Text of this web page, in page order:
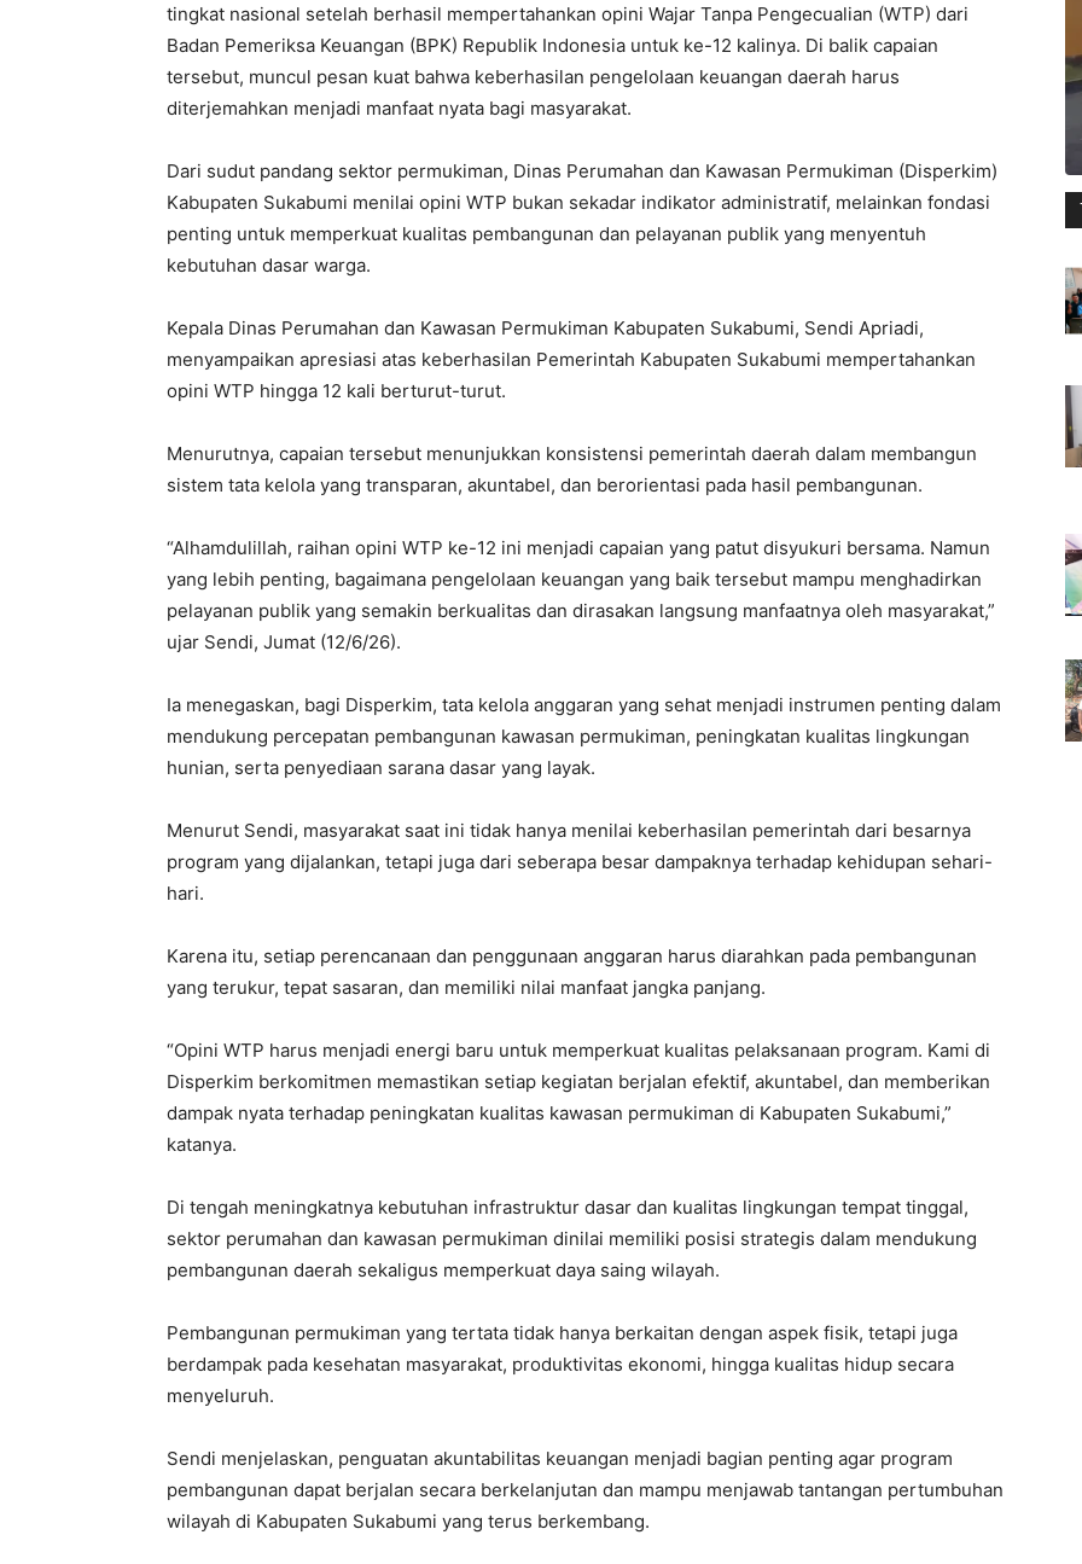
tingkat nasional setelah berhasil mempertahankan opini Wajar Tanpa Pengecualian (WTP) dari
Badan Pemeriksa Keuangan (BPK) Republik Indonesia untuk ke-12 kalinya. Di balik capaian
tersebut, muncul pesan kuat bahwa keberhasilan pengelolaan keuangan daerah harus
diterjemahkan menjadi manfaat nyata bagi masyarakat.
Dari sudut pandang sektor permukiman, Dinas Perumahan dan Kawasan Permukiman (Disperkim)
Kabupaten Sukabumi menilai opini WTP bukan sekadar indikator administratif, melainkan fondasi
penting untuk memperkuat kualitas pembangunan dan pelayanan publik yang menyentuh
kebutuhan dasar warga.
Kepala Dinas Perumahan dan Kawasan Permukiman Kabupaten Sukabumi, Sendi Apriadi,
menyampaikan apresiasi atas keberhasilan Pemerintah Kabupaten Sukabumi mempertahankan
opini WTP hingga 12 kali berturut-turut.
Menurutnya, capaian tersebut menunjukkan konsistensi pemerintah daerah dalam membangun
sistem tata kelola yang transparan, akuntabel, dan berorientasi pada hasil pembangunan.
“Alhamdulillah, raihan opini WTP ke-12 ini menjadi capaian yang patut disyukuri bersama. Namun
yang lebih penting, bagaimana pengelolaan keuangan yang baik tersebut mampu menghadirkan
pelayanan publik yang semakin berkualitas dan dirasakan langsung manfaatnya oleh masyarakat,”
ujar Sendi, Jumat (12/6/26).
Ia menegaskan, bagi Disperkim, tata kelola anggaran yang sehat menjadi instrumen penting dalam
mendukung percepatan pembangunan kawasan permukiman, peningkatan kualitas lingkungan
hunian, serta penyediaan sarana dasar yang layak.
Menurut Sendi, masyarakat saat ini tidak hanya menilai keberhasilan pemerintah dari besarnya
program yang dijalankan, tetapi juga dari seberapa besar dampaknya terhadap kehidupan sehari-
hari.
Karena itu, setiap perencanaan dan penggunaan anggaran harus diarahkan pada pembangunan
yang terukur, tepat sasaran, dan memiliki nilai manfaat jangka panjang.
“Opini WTP harus menjadi energi baru untuk memperkuat kualitas pelaksanaan program. Kami di
Disperkim berkomitmen memastikan setiap kegiatan berjalan efektif, akuntabel, dan memberikan
dampak nyata terhadap peningkatan kualitas kawasan permukiman di Kabupaten Sukabumi,”
katanya.
Di tengah meningkatnya kebutuhan infrastruktur dasar dan kualitas lingkungan tempat tinggal,
sektor perumahan dan kawasan permukiman dinilai memiliki posisi strategis dalam mendukung
pembangunan daerah sekaligus memperkuat daya saing wilayah.
Pembangunan permukiman yang tertata tidak hanya berkaitan dengan aspek fisik, tetapi juga
berdampak pada kesehatan masyarakat, produktivitas ekonomi, hingga kualitas hidup secara
menyeluruh.
Sendi menjelaskan, penguatan akuntabilitas keuangan menjadi bagian penting agar program
pembangunan dapat berjalan secara berkelanjutan dan mampu menjawab tantangan pertumbuhan
wilayah di Kabupaten Sukabumi yang terus berkembang.